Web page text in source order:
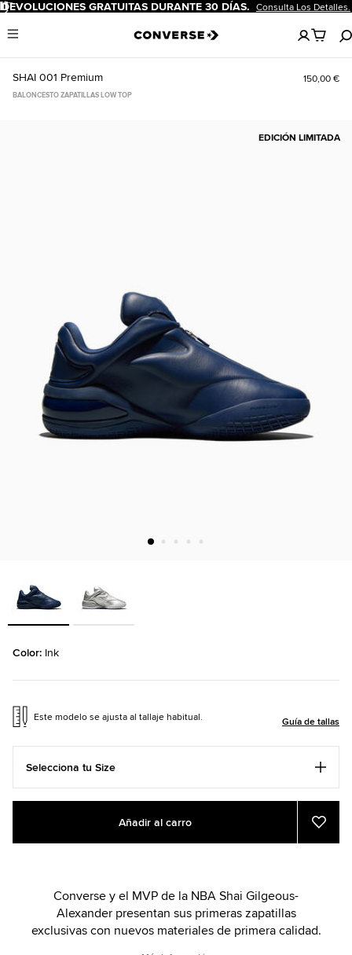
Pausar
DEVOLUCIONES GRATUITAS DURANTE 30 DÍAS. Consulta Los Detalles.
Menu
No
hay
artículos
tu
SHAI 001 Premium 150,00 €
BALONCESTO ZAPATILLAS LOW TOP
EDICIÓN LIMITADA
Color: Ink
Este modelo se ajusta al tallaje habitual. Guía de tallas
Selecciona tu Size
Add
cart
Product
Añadir al carro
a
Converse y el MVP de la NBA Shai Gilgeous-
Alexander presentan sus primeras zapatillas
exclusivas con nuevos materiales de primera calidad.